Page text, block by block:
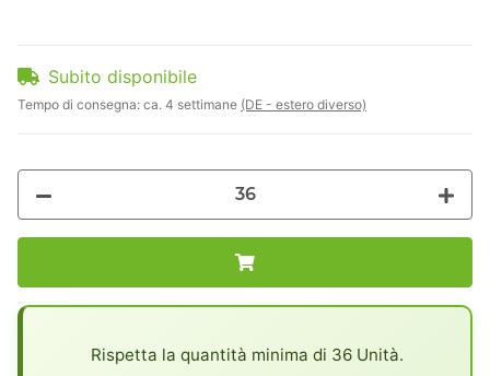
Subito disponibile
Tempo di consegna: ca. 4 settimane (DE - estero diverso)
Rispetta la quantità minima di 36 Unità.